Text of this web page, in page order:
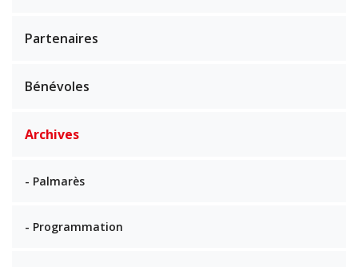
Partenaires
Bénévoles
Archives
- Palmarès
- Programmation